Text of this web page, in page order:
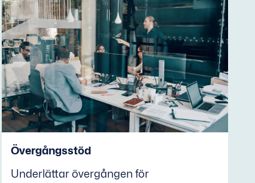
Övergångsstöd
Underlättar övergången för